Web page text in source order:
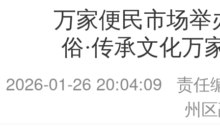
万家便民市场
俗·传承文化万
2026-01-26 20:04:09
责任
州